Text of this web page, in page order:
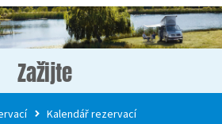
Zažijte
Kalendář rezervací